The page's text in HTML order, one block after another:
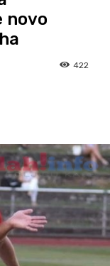
novo
422